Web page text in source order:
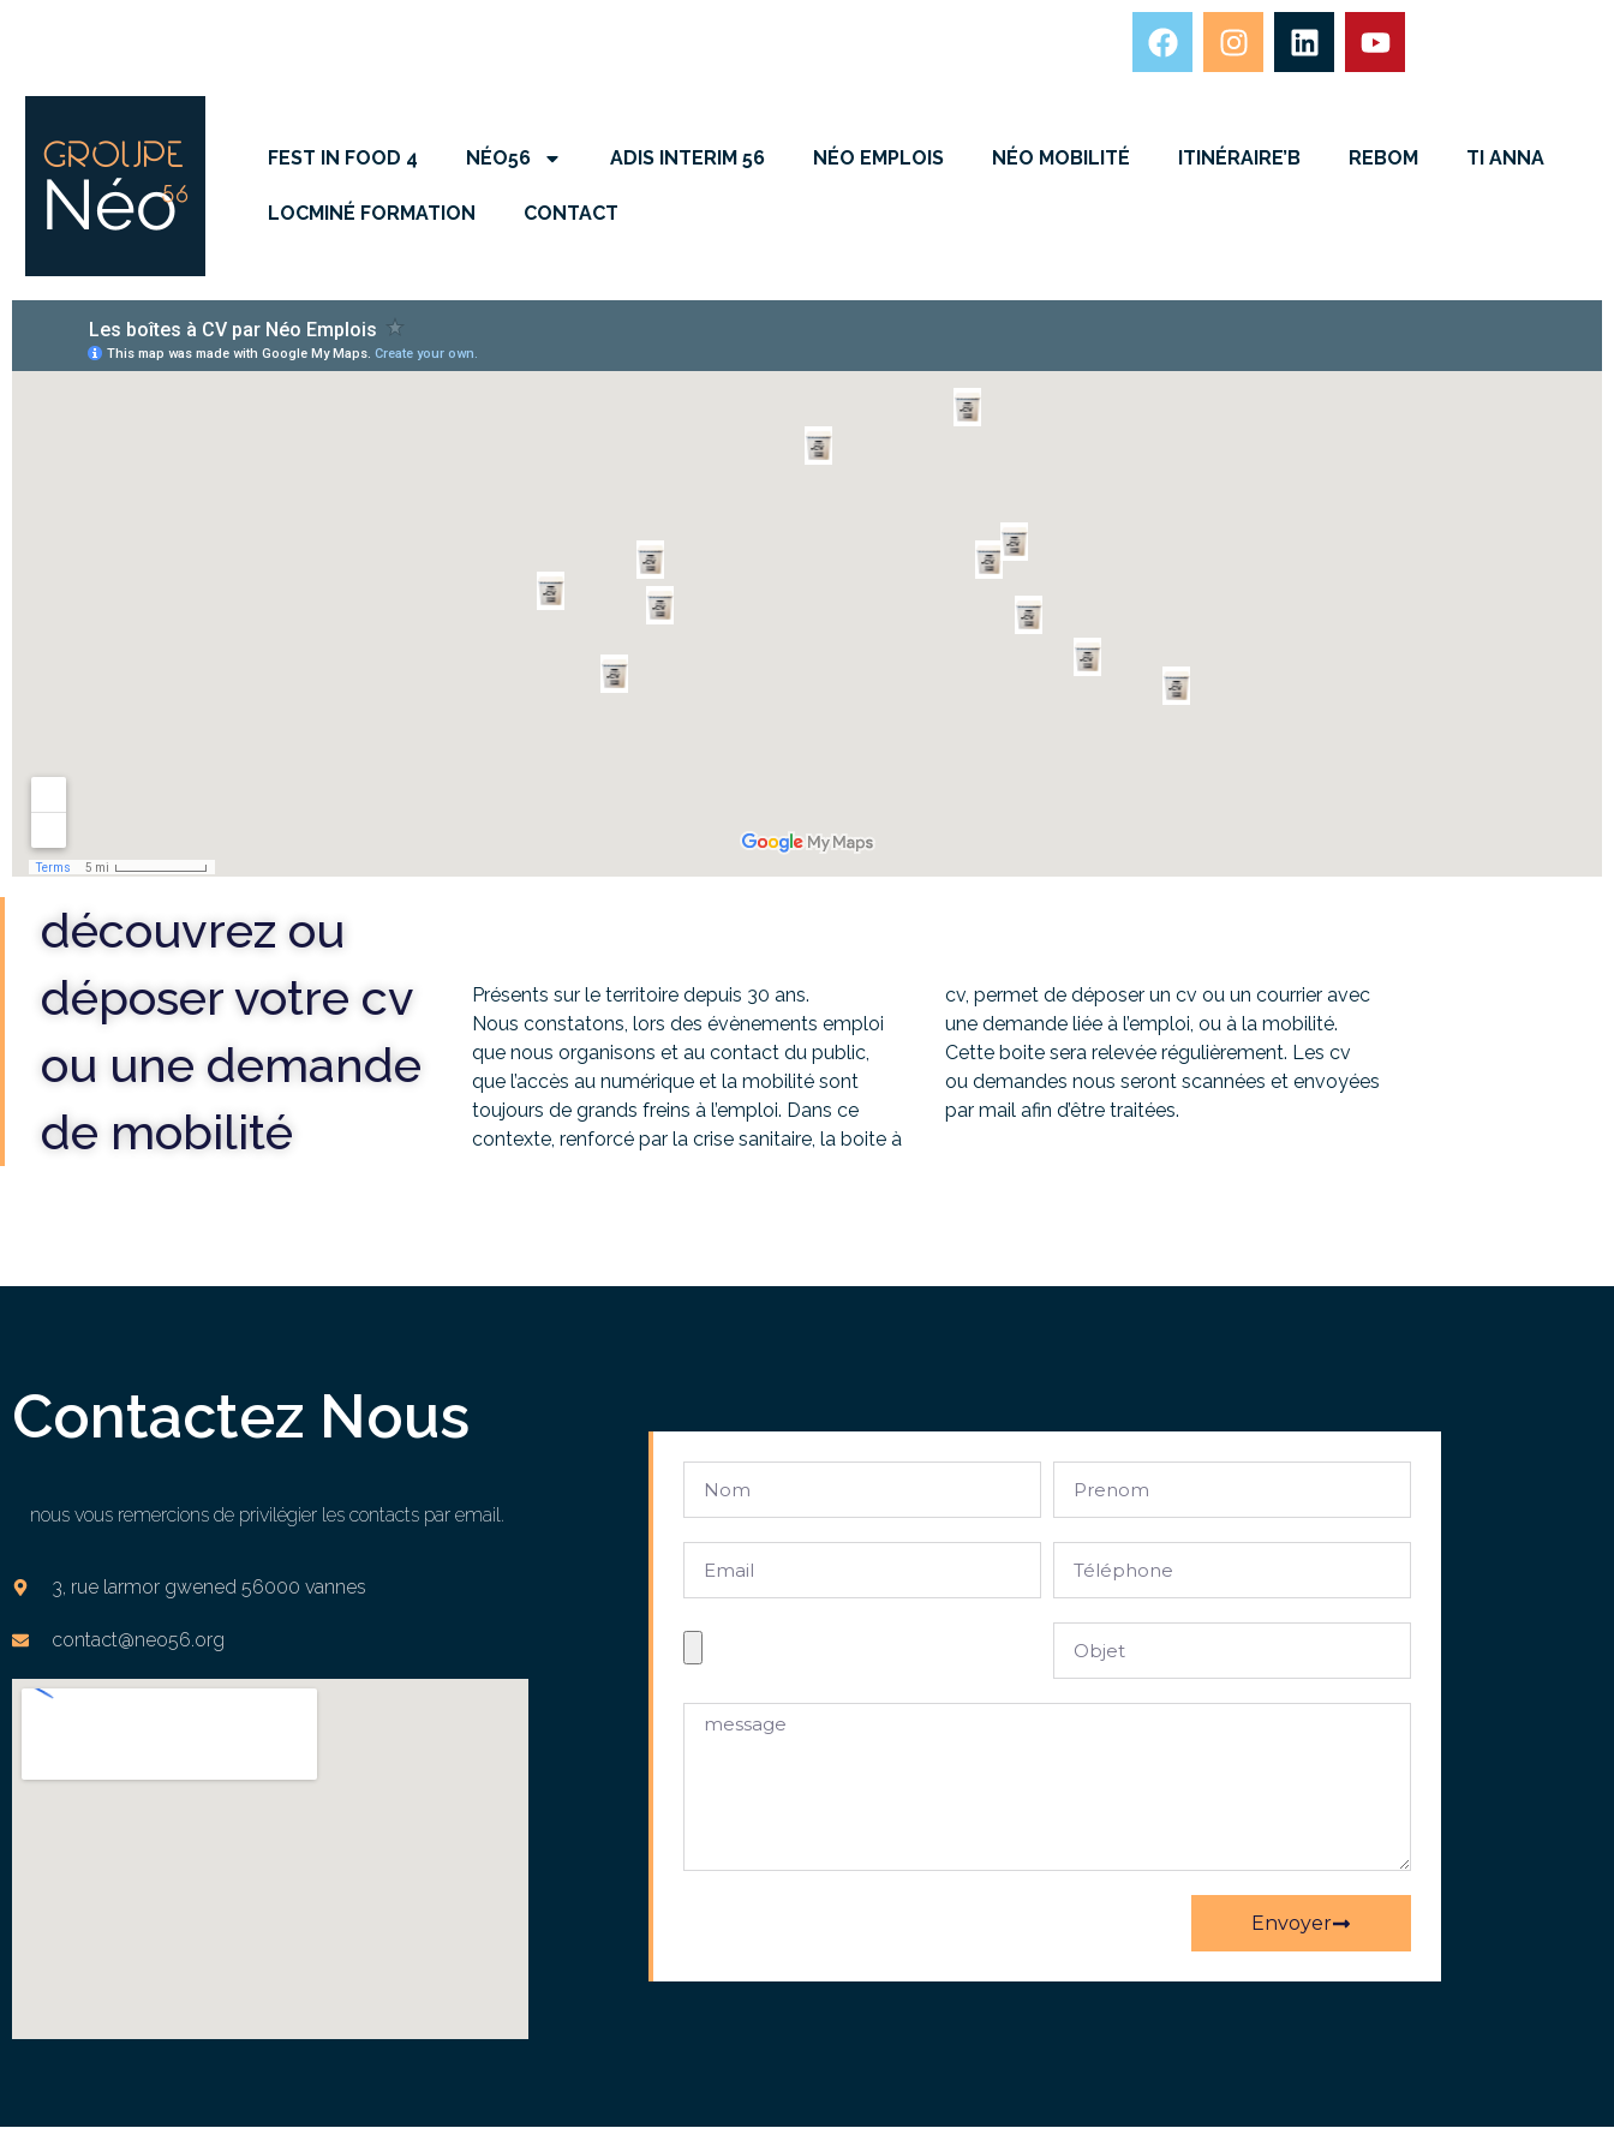
FEST IN FOOD 4 NÉO56 ADIS INTERIM 56 NÉO EMPLOIS NÉO MOBILITÉ ITINÉRAIRE’B REBOM TI ANNA
LOCMINÉ FORMATION CONTACT
découvrez ou
déposer votre cv
ou une demande
de mobilité
Présents sur le territoire depuis 30 ans.
Nous constatons, lors des évènements emploi
que nous organisons et au contact du public,
que l’accès au numérique et la mobilité sont
toujours de grands freins à l’emploi. Dans ce
contexte, renforcé par la crise sanitaire, la boite à
cv, permet de déposer un cv ou un courrier avec
une demande liée à l’emploi, ou à la mobilité.
Cette boite sera relevée régulièrement. Les cv
ou demandes nous seront scannées et envoyées
par mail afin d’être traitées.
Contactez Nous
nous vous remercions de privilégier les contacts par email.
3, rue larmor gwened 56000 vannes
contact@neo56.org
Envoyer